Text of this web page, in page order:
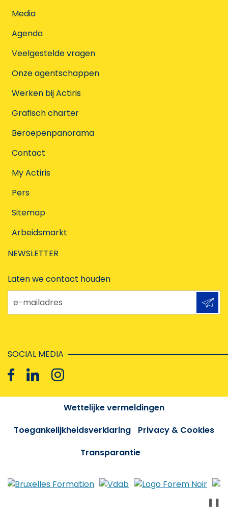
Media
Agenda
Veelgestelde vragen
Onze agentschappen
Werken bij Actiris
Grafisch charter
Beroepenpanorama
Contact
My Actiris
Pers
Sitemap
Arbeidsmarkt
NEWSLETTER
Laten we contact houden
e-mailadres
SOCIAL MEDIA
Wettelijke vermeldingen
Toegankelijkheidsverklaring
Privacy & Cookies
Transparantie
❚❚